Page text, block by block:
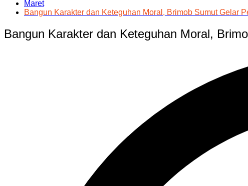
Maret
Bangun Karakter dan Keteguhan Moral, Brimob Sumut Gelar
Bangun Karakter dan Keteguhan Moral,